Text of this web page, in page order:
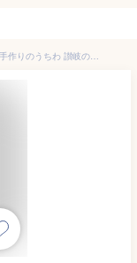
丸亀竹うちわ【花柄全12柄・日本製・送料無料】手作りのうちわ 讃岐の丸亀竹うちわ 夏祭りの浴衣姿に 讃岐のお土産物として 伝統工芸品 納涼グッズ 竹 和紙 小判うちわ 和装 和服